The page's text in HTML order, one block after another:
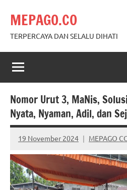
content
MEPAGO.CO
TERPERCAYA DAN SELALU DIHATI
Nomor Urut 3, MaNis,
Nyata, Nyaman, Adil, dan
19 November 2024 MEPAGO
No
comments